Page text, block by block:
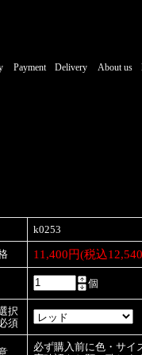
Payment Delivery About us
k0253
11,400円(税込
個
択
須
必ず購入前に色・サイ